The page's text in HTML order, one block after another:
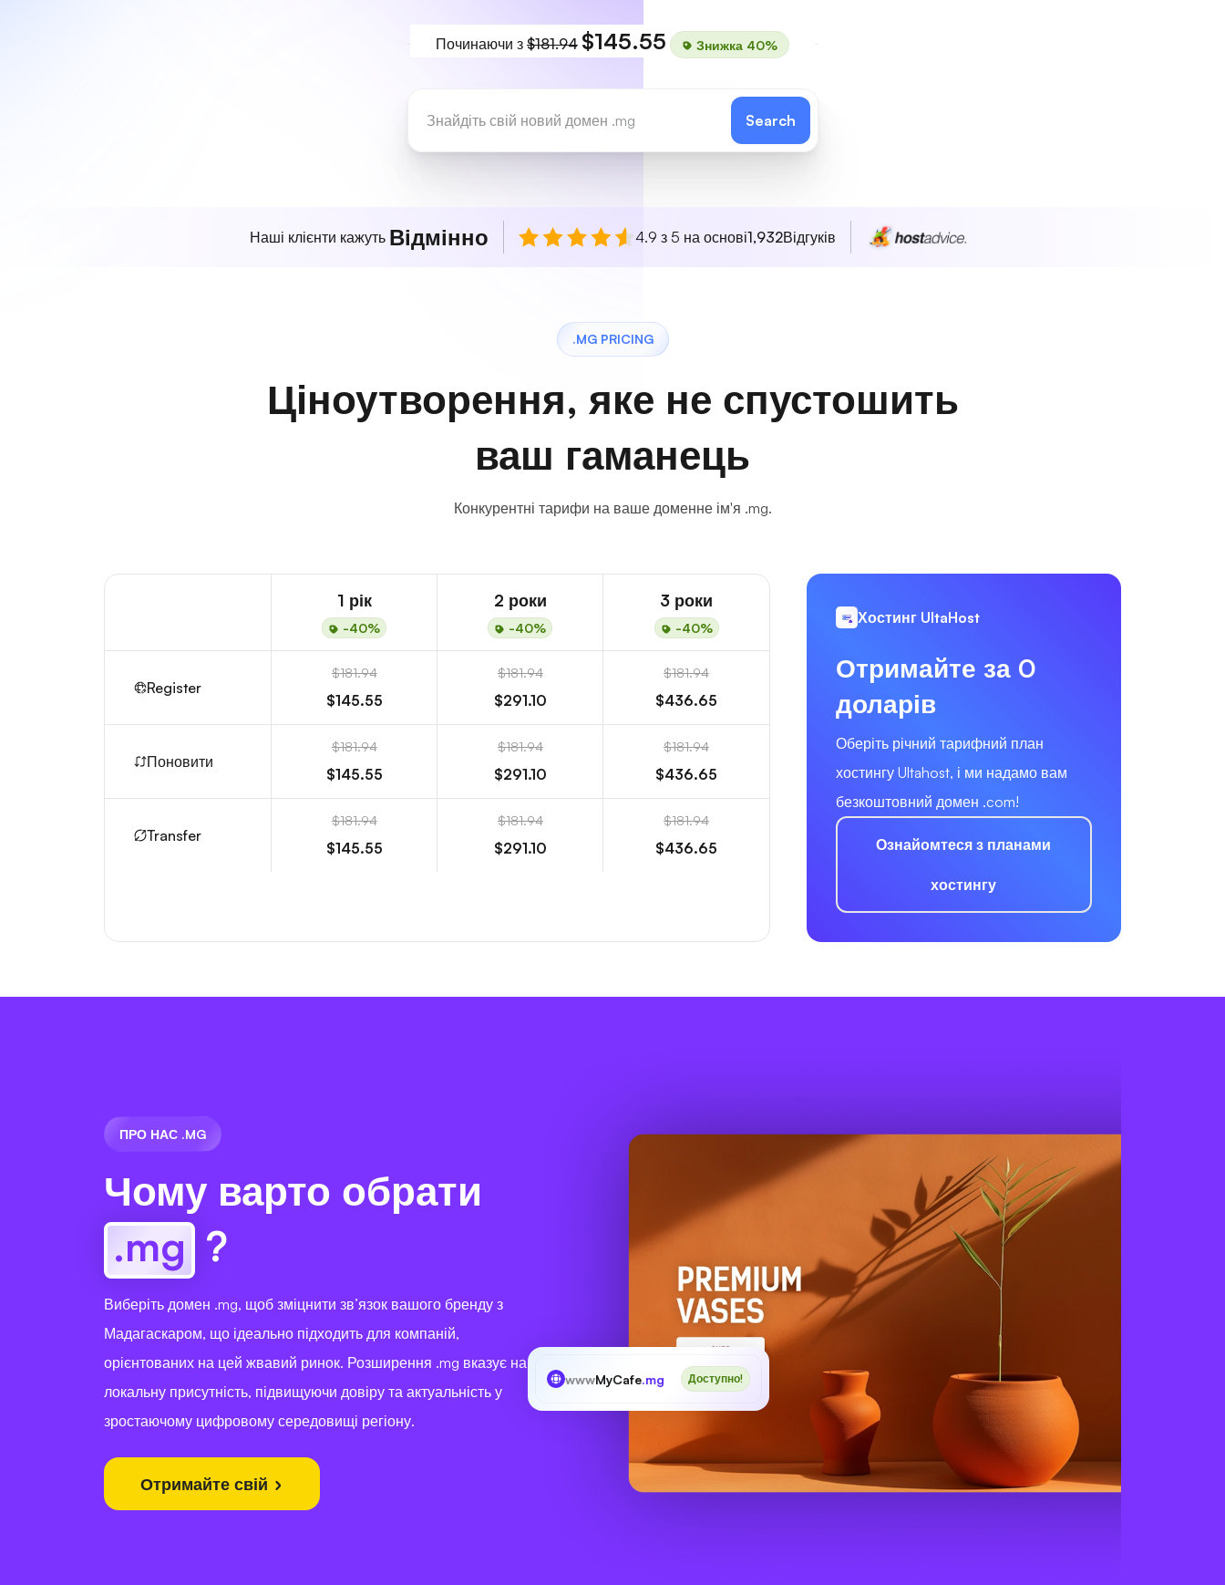
Починаючи з $181.94 $145.55 Знижка 40%
Search
Наші клієнти кажуть Відмінно 4.9 з 5 на основі1,932Відгуків
.MG PRICING
Ціноутворення, яке не спустошить
ваш гаманець
Конкурентні тарифи на ваше доменне ім'я .mg.
1 рік
-40%
2 роки
-40%
3 роки
-40%
Register
$181.94
$145.55
$181.94
$291.10
$181.94
$436.65
Поновити
$181.94
$145.55
$181.94
$291.10
$181.94
$436.65
Transfer
$181.94
$145.55
$181.94
$291.10
$181.94
$436.65
Хостинг UltaHost
Отримайте за 0
доларів
Оберіть річний тарифний план
хостингу Ultahost, і ми надамо вам
безкоштовний домен .com!
Ознайомтеся з планами
хостингу
ПРО НАС .MG
Чому варто обрати
.mg ?
Виберіть домен .mg, щоб зміцнити зв’язок вашого бренду з
Мадагаскаром, що ідеально підходить для компаній,
орієнтованих на цей жвавий ринок. Розширення .mg вказує на
локальну присутність, підвищуючи довіру та актуальність у
зростаючому цифровому середовищі регіону.
Отримайте свій
wwwMyCafe.mg Доступно!